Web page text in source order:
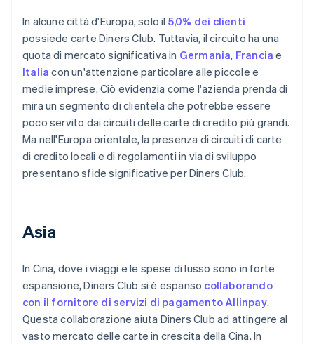
In alcune città d'Europa, solo il 5,0% dei clienti
possiede carte Diners Club. Tuttavia, il circuito ha una
quota di mercato significativa in Germania, Francia e
Italia con un'attenzione particolare alle piccole e
medie imprese. Ciò evidenzia come l'azienda prenda di
mira un segmento di clientela che potrebbe essere
poco servito dai circuiti delle carte di credito più grandi.
Ma nell'Europa orientale, la presenza di circuiti di carte
di credito locali e di regolamenti in via di sviluppo
presentano sfide significative per Diners Club.
Asia
In Cina, dove i viaggi e le spese di lusso sono in forte
espansione, Diners Club si è espanso collaborando
con il fornitore di servizi di pagamento Allinpay.
Questa collaborazione aiuta Diners Club ad attingere al
vasto mercato delle carte in crescita della Cina. In